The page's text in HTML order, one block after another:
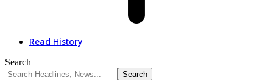
Read History
Search